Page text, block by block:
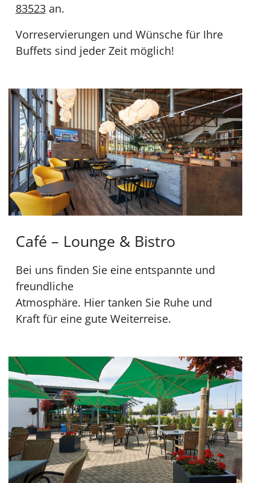
83523an.
Vorreservierungen und Wünsche für Ihre
Buffets sind jeder Zeit möglich!
Café – Lounge & Bistro
Bei uns finden Sie eine entspannte und
freundliche
Atmosphäre. Hier tanken Sie Ruhe und
Kraft für eine gute Weiterreise.